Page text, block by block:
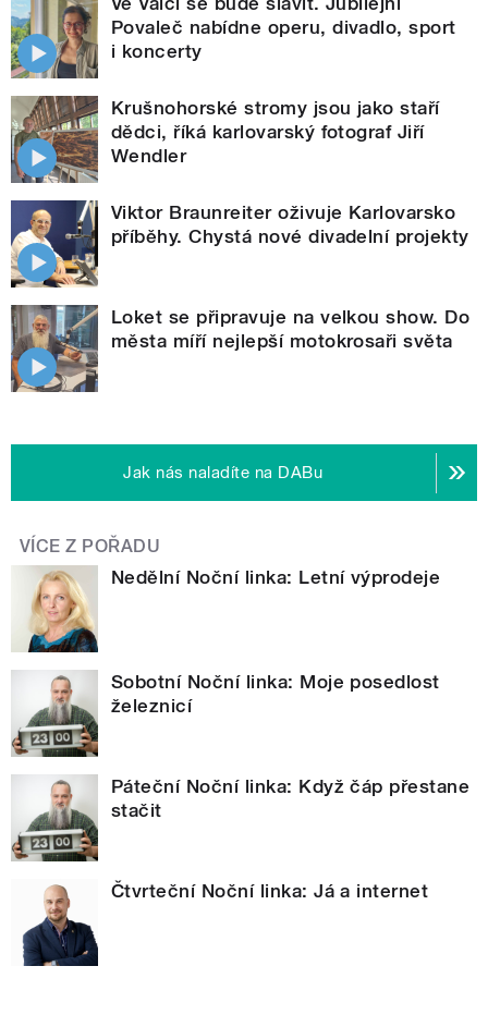
Povaleč nabídne operu, divadlo, sport
i koncerty
Krušnohorské stromy jsou jako staří
dědci, říká karlovarský fotograf Jiří
Wendler
Viktor Braunreiter oživuje Karlovarsko
příběhy. Chystá nové divadelní projekty
Loket se připravuje na velkou show. Do
města míří nejlepší motokrosaři světa
Jak nás naladíte na DABu
VÍCE Z POŘADU
Nedělní Noční linka: Letní výprodeje
Sobotní Noční linka: Moje posedlost
železnicí
Páteční Noční linka: Když čáp přestane
stačit
Čtvrteční Noční linka: Já a internet